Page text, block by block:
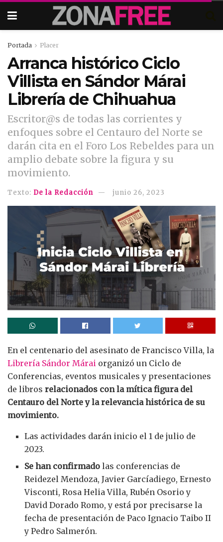
Portada Placer
Arranca histórico Ciclo
Villista en Sándor Márai
Librería de Chihuahua
Escritor@s de todas las corrientes y
enfoques sobre el Centauro del Norte se
darán cita en el Foro Los Rebeldes para un
amplio debate sobre la figura y su
movimiento.
Texto: De la Redacción junio 26, 2023
En el centenario del asesinato de Francisco Villa, la
Librería Sándor Márai organizó un Ciclo de
Conferencias, eventos musicales y presentaciones
de libros relacionados con la mítica figura del
Centauro del Norte y la relevancia histórica de su
movimiento.
Las actividades darán inicio el 1 de julio de
2023.
Se han confirmado las conferencias de
Reidezel Mendoza, Javier Garcíadiego, Ernesto
Visconti, Rosa Helia Villa, Rubén Osorio y
David Dorado Romo, y está por precisarse la
fecha de presentación de Paco Ignacio Taibo II
y Pedro Salmerón.